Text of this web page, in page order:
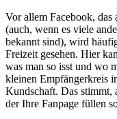
Vor allem Facebook,
(auch, wenn es viele
bekannt sind), wird
Freizeit gesehen. Hier
was man so isst und wo
kleinen Empfängerkreis
Kundschaft. Das stimmt,
der Ihre Fanpage füllen